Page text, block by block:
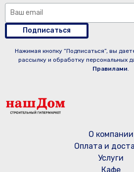
Подписаться
Нажимая кнопку “Подписаться”, вы
рассылку и обработку персональных
Правилами.
О компании
Оплата и
Услуги
Кафе